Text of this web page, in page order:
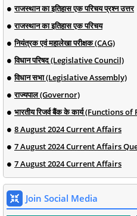
राजस्थान का इतिहास एक परिचय प्रश्न उत्तर
राजस्थान का इतिहास एक परिचय
नियंत्रक एवं महालेखा परीक्षक (CAG)
विधान परिषद (Legislative Council)
विधान सभा (Legislative Assembly)
राज्यपाल (Governor)
भारतीय रिजर्व बैंक के कार्य (Functions
8 August 2024 Current Affairs
7 August 2024 Current Affairs
7 August 2024 Current Affairs
Join Social Media